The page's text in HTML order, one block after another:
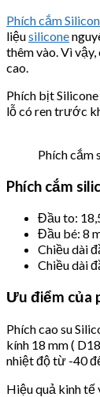
Phích cắm
liệusilicone
thêm vào. Vì
cao.
Phích bịt
lỗ có ren trước
Phích cắm
Phích cắm
Đầu to:
Đầu bé: 8
Chiều dài
Chiều dài
Ưu điểm của
Phích cao su
kính 18 mm (
nhiệt độ từ -40
Hiệu quả kinh tế